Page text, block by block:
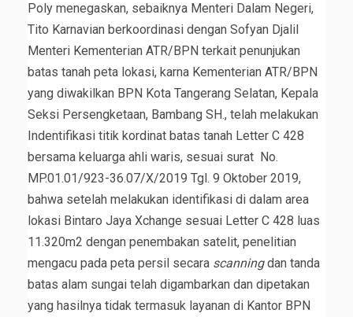
Poly menegaskan, sebaiknya Menteri Dalam Negeri,
Tito Karnavian berkoordinasi dengan Sofyan Djalil
Menteri Kementerian ATR/BPN terkait penunjukan
batas tanah peta lokasi, karna Kementerian ATR/BPN
yang diwakilkan BPN Kota Tangerang Selatan, Kepala
Seksi Persengketaan, Bambang SH., telah melakukan
Indentifikasi titik kordinat batas tanah Letter C 428
bersama keluarga ahli waris, sesuai surat No.
MP.01.01/923-36.07/X/2019 Tgl. 9 Oktober 2019,
bahwa setelah melakukan identifikasi di dalam area
lokasi Bintaro Jaya Xchange sesuai Letter C 428 luas
11.320m2 dengan penembakan satelit, penelitian
mengacu pada peta persil secara scanningdan tanda
batas alam sungai telah digambarkan dan dipetakan
yang hasilnya tidak termasuk layanan di Kantor BPN